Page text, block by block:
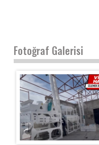
Fotoğraf Galerisi